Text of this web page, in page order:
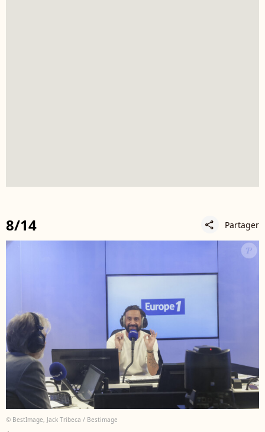
8/14 share Partager
© BestImage, Jack Tribeca / Bestimage